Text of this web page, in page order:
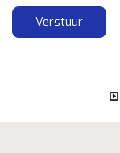
Verstuur